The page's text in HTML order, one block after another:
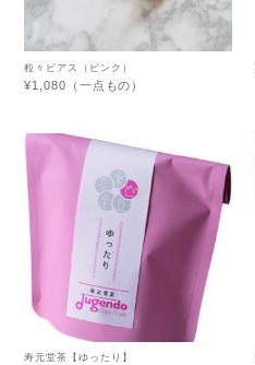
粒々ピアス（ピンク）
¥1,080（一点もの）
寿元堂茶【ゆったり】